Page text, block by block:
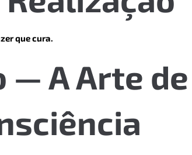
que cura.
— A Arte de